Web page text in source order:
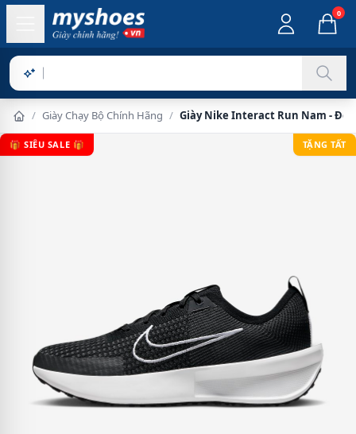
0
Sản phẩ
/ Giày Chạy Bộ Chính Hãng / Giày Nike Interact Run Nam -
🎁 SIÊU SALE 🎁 TẶNG TẤT